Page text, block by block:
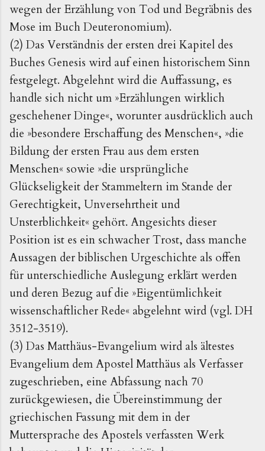
wegen der Erzählung von Tod und Begräbnis des
Mose im Buch Deuteronomium).
(2) Das Verständnis der ersten drei Kapitel des
Buches Genesis wird auf einen historischem Sinn
festgelegt. Abgelehnt wird die Auffassung, es
handle sich nicht um »Erzählungen wirklich
geschehener Dinge«, worunter ausdrücklich auch
die »besondere Erschaffung des Menschen«, »die
Bildung der ersten Frau aus dem ersten
Menschen« sowie »die ursprüngliche
Glückseligkeit der Stammeltern im Stande der
Gerechtigkeit, Unversehrtheit und
Unsterblichkeit« gehört. Angesichts dieser
Position ist es ein schwacher Trost, dass manche
Aussagen der biblischen Urgeschichte als offen
für unterschiedliche Auslegung erklärt werden
und deren Bezug auf die »Eigentümlichkeit
wissenschaftlicher Rede« abgelehnt wird (vgl. DH
3512-3519).
(3) Das Matthäus-Evangelium wird als ältestes
Evangelium dem Apostel Matthäus als Verfasser
zugeschrieben, eine Abfassung nach 70
zurückgewiesen, die Übereinstimmung der
griechischen Fassung mit dem in der
Muttersprache des Apostels verfassten Werk